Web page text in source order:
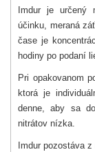
Imdur je určený
účinku, meraná
čase je
hodiny po podaní
Pri opakovanom
ktorá je
denne, aby sa
nitrátov nízka.
Imdur pozostáva